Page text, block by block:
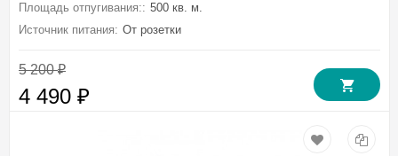
Площадь отпугивания:: 500 кв. м.
Источник питания: От розетки
5 200₽
4 490 ₽